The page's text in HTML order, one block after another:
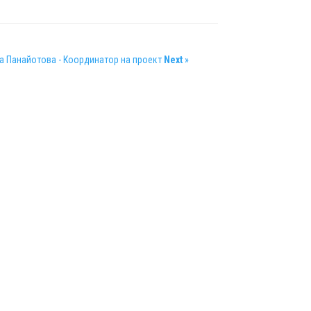
Панайотова - Координатор на проект Next»